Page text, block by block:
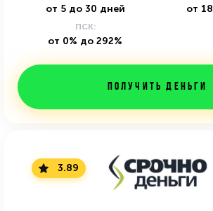
от 5 до 30 дней от 18
ПСК:
от 0% до 292%
Получить деньги
3.89